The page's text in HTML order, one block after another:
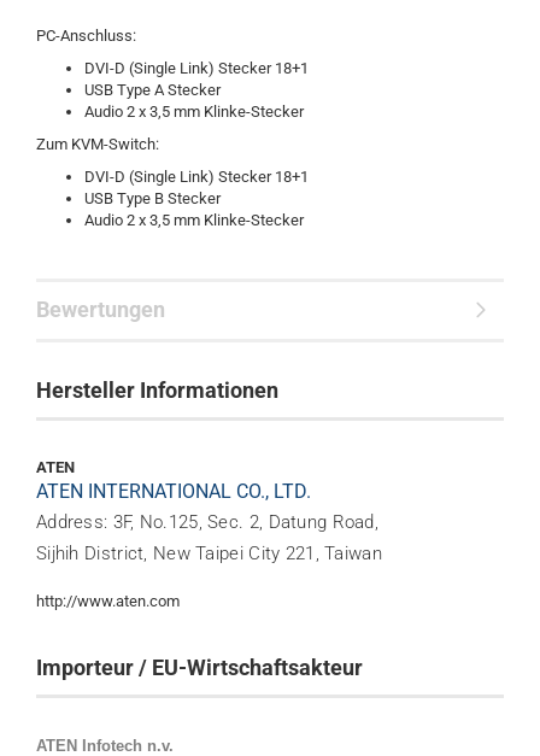
PC-Anschluss:
DVI-D (Single Link) Stecker 18+1
USB Type A Stecker
Audio 2 x 3,5 mm Klinke-Stecker
Zum KVM-Switch:
DVI-D (Single Link) Stecker 18+1
USB Type B Stecker
Audio 2 x 3,5 mm Klinke-Stecker
Bewertungen
Hersteller Informationen
ATEN
ATEN INTERNATIONAL CO., LTD.
Address: 3F, No.125, Sec. 2, Datung Road,
Sijhih District, New Taipei City 221, Taiwan
http://www.aten.com
Importeur / EU-Wirtschaftsakteur
ATEN Infotech n.v.